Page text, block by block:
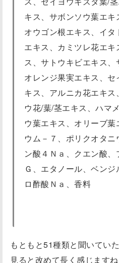
キス、サボンソウ葉エキ
オウゴン根エキス、イ
エキス、カミツレ花エ
ス、サトウキビエキス、
オレンジ果実エキス、
キス、アルニカ花エキ
ウ花/葉/茎エキス、ハマ
ウ葉エキス、オリーブ
ウム－７、ポリクオタ
ン酸４Ｎａ、クエン酸、
Ｇ、エタノール、ベン
ロ酢酸Ｎａ、香料
もともと51種類と聞いてい
見ると改めて長く感じます